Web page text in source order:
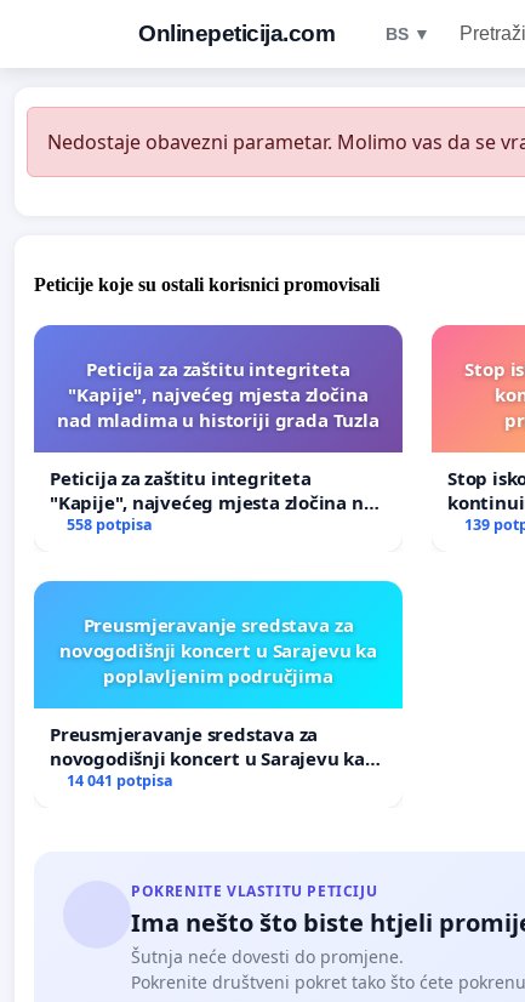
Onlinepeticija.com BS ▼
Nedostaje obavezni parametar. Molimo vas da se
Peticije koje su ostali korisnici promovisali
Peticija za zaštitu integriteta
"Kapije", najvećeg mjesta zločina
nad mladima u historiji grada Tuzla
Peticija za zaštitu integriteta
"Kapije", najvećeg mjesta zločina nad
mladima u historiji grada Tuzla
558 potpisa
Stop
Stop
139
Preusmjeravanje sredstava za
novogodišnji koncert u Sarajevu ka
poplavljenim područjima
Preusmjeravanje sredstava za
novogodišnji koncert u Sarajevu ka
poplavljenim područjima
14 041 potpisa
POKRENITE VLASTITU PETICIJU
Ima nešto što biste htjeli
Šutnja neće dovesti do promjene.
Pokrenite društveni pokret tako što ćete